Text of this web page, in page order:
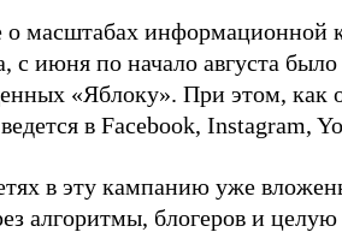
о масштабах информационной
с июня по начало августа
«Яблоку». При этом, как
в Facebook, Instagram,
в эту кампанию уже
алгоритмы, блогеров и